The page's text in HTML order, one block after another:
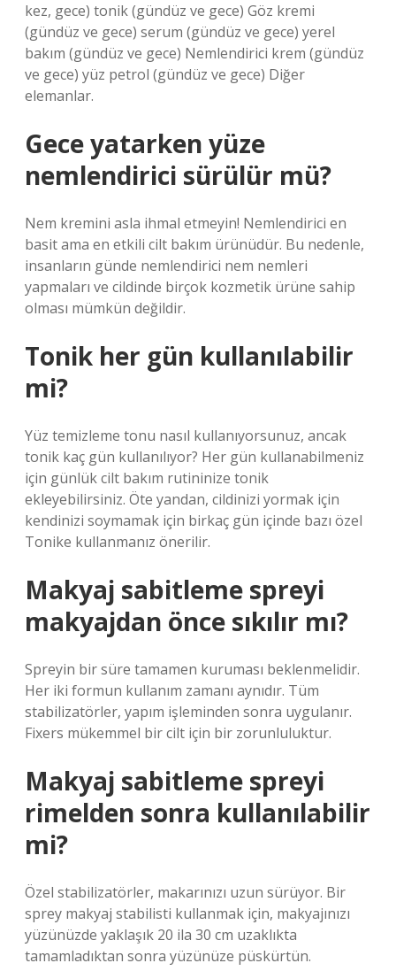
kez, gece) tonik (gündüz ve gece) Göz kremi
(gündüz ve gece) serum (gündüz ve gece) yerel
bakım (gündüz ve gece) Nemlendirici krem ​​(gündüz
ve gece) yüz petrol (gündüz ve gece) Diğer
elemanlar.
Gece yatarken yüze
nemlendirici sürülür mü?
Nem kremini asla ihmal etmeyin! Nemlendirici en
basit ama en etkili cilt bakım ürünüdür. Bu nedenle,
insanların günde nemlendirici nem nemleri
yapmaları ve cildinde birçok kozmetik ürüne sahip
olması mümkün değildir.
Tonik her gün kullanılabilir
mi?
Yüz temizleme tonu nasıl kullanıyorsunuz, ancak
tonik kaç gün kullanılıyor? Her gün kullanabilmeniz
için günlük cilt bakım rutininize tonik
ekleyebilirsiniz. Öte yandan, cildinizi yormak için
kendinizi soymamak için birkaç gün içinde bazı özel
Tonike kullanmanız önerilir.
Makyaj sabitleme spreyi
makyajdan önce sıkılır mı?
Spreyin bir süre tamamen kuruması beklenmelidir.
Her iki formun kullanım zamanı aynıdır. Tüm
stabilizatörler, yapım işleminden sonra uygulanır.
Fixers mükemmel bir cilt için bir zorunluluktur.
Makyaj sabitleme spreyi
rimelden sonra kullanılabilir
mi?
Özel stabilizatörler, makarınızı uzun sürüyor. Bir
sprey makyaj stabilisti kullanmak için, makyajınızı
yüzünüzde yaklaşık 20 ila 30 cm uzaklıkta
tamamladıktan sonra yüzünüze püskürtün.